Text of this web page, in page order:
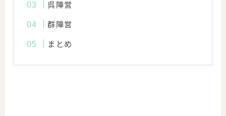
呉陣営
群陣営
まとめ